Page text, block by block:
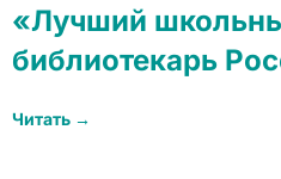
«Лучший
библиотекарь
Читать →